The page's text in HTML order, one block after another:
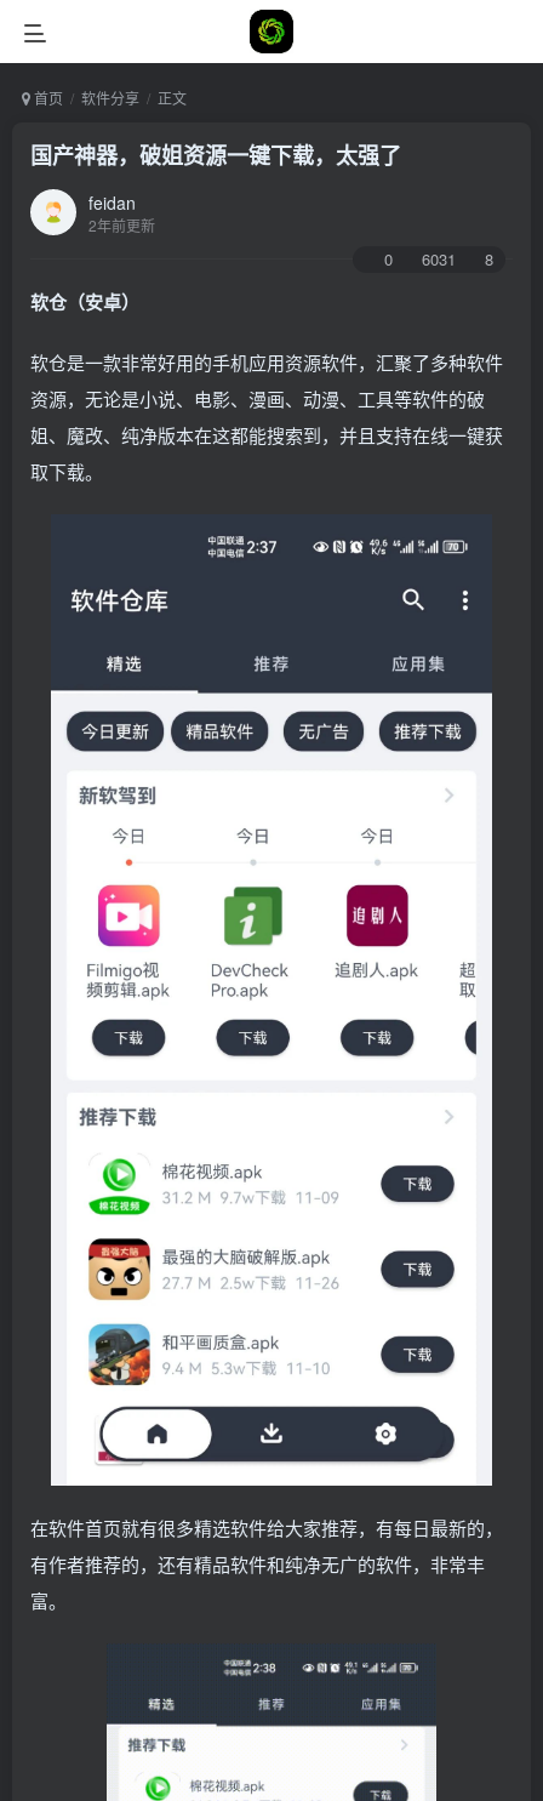
首页 软件分享 正文
国产神器，破姐资源一键下载，太强了
feidan
2年前更新
0 6031 8
软仓（安卓）
软仓是一款非常好用的手机应用资源软件，汇聚了多种软件
资源，无论是小说、电影、漫画、动漫、工具等软件的破
姐、魔改、纯净版本在这都能搜索到，并且支持在线一键获
取下载。
在软件首页就有很多精选软件给大家推荐，有每日最新的，
有作者推荐的，还有精品软件和纯净无广的软件，非常丰
富。